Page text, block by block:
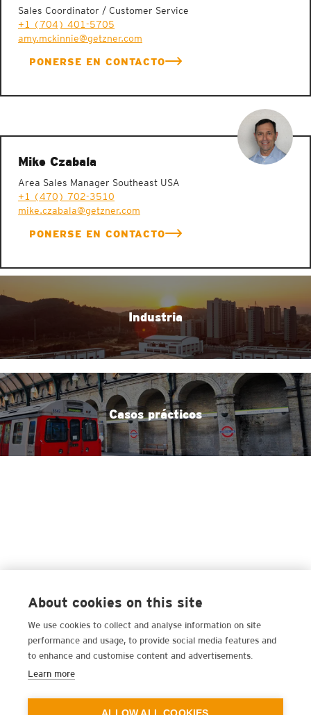
Sales Coordinator / Customer Service
+1 (704) 401-5705
amy.mckinnie@getzner.com
PONERSE EN CONTACTO
Mike Czabala
Area Sales Manager Southeast USA
+1 (470) 702-3510
mike.czabala@getzner.com
PONERSE EN CONTACTO
Industria
Casos prácticos
About cookies on this site
We use cookies to collect and analyse information on site
performance and usage, to provide social media features and
to enhance and customise content and advertisements.
Learn more